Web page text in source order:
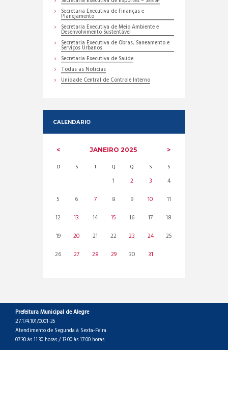
Secretaria Executiva de Finanças e
Planejamento
Secretaria Executiva de Meio Ambiente e
Desenvolvimento Sustentável
Secretaria Executiva de Obras, Saneamento e
Serviços Urbanos
Secretaria Executiva de Saúde
Todas as Noticias
Unidade Central de Controle Interno
CALENDARIO
JANEIRO2025
D S T Q Q S S
1 2 3
4
5
6 7 8 9 10
11
12
13 14 15 16 17
18
19
20 21 22 23 24
25
26
27 28 29 30 31
Prefeitura Municipal de Alegre
27.174.101/0001-35
Atendimento de Segunda à Sexta-Feira
07:30 às 11:30 horas / 13:00 às 17:00 horas